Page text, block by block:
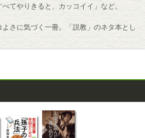
てやりきると、カッコイイ」など。
さに気づく一冊。「説教」のネタ本とし